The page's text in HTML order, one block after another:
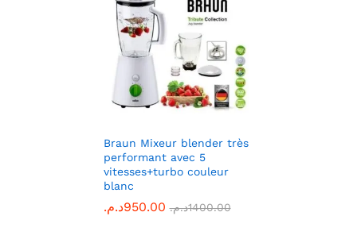
Braun Mixeur blender très
performant avec 5
vitesses+turbo couleur
blanc
950.00د.م. 1400.00د.م.